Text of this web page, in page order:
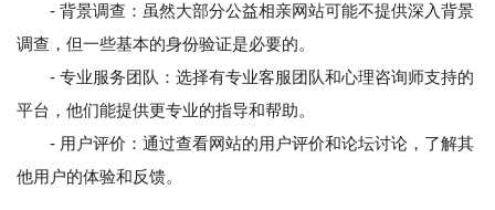
- 背景调查：虽然大部分公益相亲网站可能不提供深入背景
调查，但一些基本的身份验证是必要的。
- 专业服务团队：选择有专业客服团队和心理咨询师支持的
平台，他们能提供更专业的指导和帮助。
- 用户评价：通过查看网站的用户评价和论坛讨论，了解其
他用户的体验和反馈。